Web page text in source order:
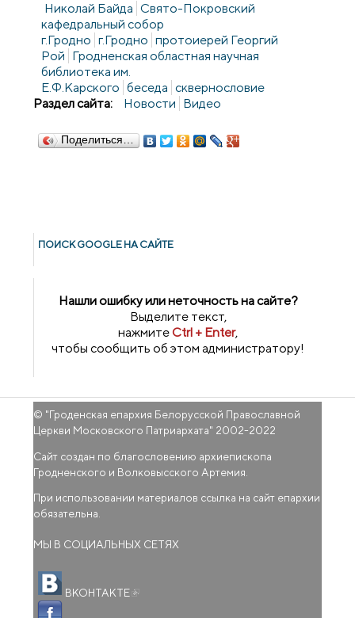
Николай Байда Свято-Покровский
кафедральный собор
г.Гродно г.Гродно протоиерей Георгий
Рой Гродненская областная научная
библиотека им.
Е.Ф.Карского беседа сквернословие
Раздел сайта:
Новости Видео
Поделиться…
ПОИСК GOОGLE НА САЙТЕ
Нашли ошибку или неточность на сайте?
Выделите текст,
нажмитеCtrl + Enter,
чтобы сообщить об этом администратору!
© "Гроденская епархия Белорусской Православной
Церкви Московского Патриархата" 2002-2022
Сайт создан по благословению архиепископа
Гродненского и Волковысского Артемия.
При использовании материалов ссылка на сайт епархии
обязательна.
МЫ В СОЦИАЛЬНЫХ СЕТЯХ
ВКОНТАКТЕ